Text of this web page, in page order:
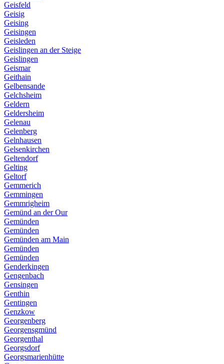
Geisfeld
Geisig
Geising
Geisingen
Geisleden
Geislingen an der Steige
Geislingen
Geismar
Geithain
Gelbensande
Gelchsheim
Geldern
Geldersheim
Gelenau
Gelenberg
Gelnhausen
Gelsenkirchen
Geltendorf
Gelting
Geltorf
Gemmerich
Gemmingen
Gemmrigheim
Gemünd an der Our
Gemünden
Gemünden
Gemünden am Main
Gemünden
Gemünden
Genderkingen
Gengenbach
Gensingen
Genthin
Gentingen
Genzkow
Georgenberg
Georgensgmünd
Georgenthal
Georgsdorf
Georgsmarienhütte